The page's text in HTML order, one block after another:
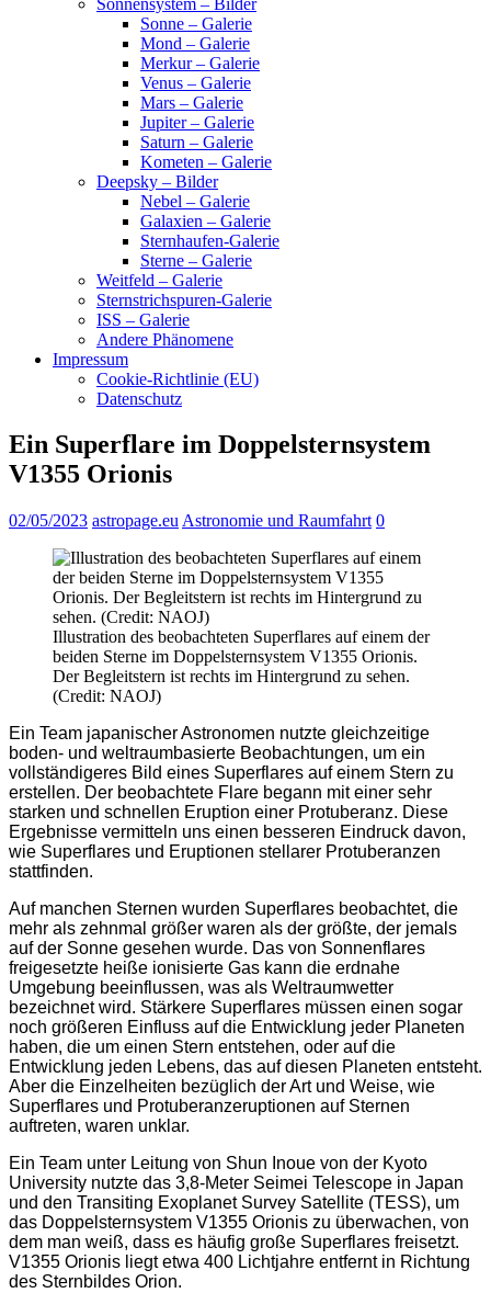
Sonne – Galerie
Mond – Galerie
Merkur – Galerie
Venus – Galerie
Mars – Galerie
Jupiter – Galerie
Saturn – Galerie
Kometen – Galerie
Deepsky – Bilder
Nebel – Galerie
Galaxien – Galerie
Sternhaufen-Galerie
Sterne – Galerie
Weitfeld – Galerie
Sternstrichspuren-Galerie
ISS – Galerie
Andere Phänomene
Impressum
Cookie-Richtlinie (EU)
Datenschutz
Ein Superflare im Doppelsternsystem
V1355 Orionis
02/05/2023 astropage.eu Astronomie und Raumfahrt 0
Illustration des beobachteten Superflares auf einem der
beiden Sterne im Doppelsternsystem V1355 Orionis.
Der Begleitstern ist rechts im Hintergrund zu sehen.
(Credit: NAOJ)
Ein Team japanischer Astronomen nutzte gleichzeitige
boden- und weltraumbasierte Beobachtungen, um ein
vollständigeres Bild eines Superflares auf einem Stern zu
erstellen. Der beobachtete Flare begann mit einer sehr
starken und schnellen Eruption einer Protuberanz. Diese
Ergebnisse vermitteln uns einen besseren Eindruck davon,
wie Superflares und Eruptionen stellarer Protuberanzen
stattfinden.
Auf manchen Sternen wurden Superflares beobachtet, die
mehr als zehnmal größer waren als der größte, der jemals
auf der Sonne gesehen wurde. Das von Sonnenflares
freigesetzte heiße ionisierte Gas kann die erdnahe
Umgebung beeinflussen, was als Weltraumwetter
bezeichnet wird. Stärkere Superflares müssen einen sogar
noch größeren Einfluss auf die Entwicklung jeder Planeten
haben, die um einen Stern entstehen, oder auf die
Entwicklung jeden Lebens, das auf diesen Planeten entsteht.
Aber die Einzelheiten bezüglich der Art und Weise, wie
Superflares und Protuberanzeruptionen auf Sternen
auftreten, waren unklar.
Ein Team unter Leitung von Shun Inoue von der Kyoto
University nutzte das 3,8-Meter Seimei Telescope in Japan
und den Transiting Exoplanet Survey Satellite (TESS), um
das Doppelsternsystem V1355 Orionis zu überwachen, von
dem man weiß, dass es häufig große Superflares freisetzt.
V1355 Orionis liegt etwa 400 Lichtjahre entfernt in Richtung
des Sternbildes Orion.